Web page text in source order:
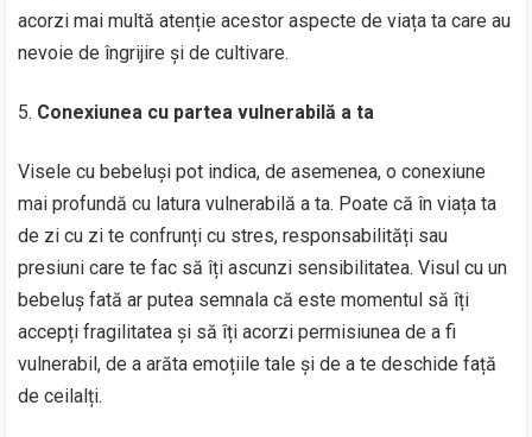
acorzi mai multă atenție acestor aspecte de viața ta care au
nevoie de îngrijire și de cultivare.
Conexiunea cu partea vulnerabilă a ta
Visele cu bebeluși pot indica, de asemenea, o conexiune
mai profundă cu latura vulnerabilă a ta. Poate că în viața ta
de zi cu zi te confrunți cu stres, responsabilități sau
presiuni care te fac să îți ascunzi sensibilitatea. Visul cu un
bebeluș fată ar putea semnala că este momentul să îți
accepți fragilitatea și să îți acorzi permisiunea de a fi
vulnerabil, de a arăta emoțiile tale și de a te deschide față
de ceilalți.